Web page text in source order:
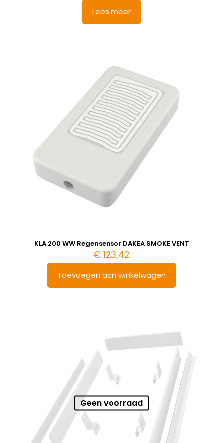
Lees meer
KLA 200 WW Regensensor DAKEA SMOKE VENT
€ 123,42
Toevoegen aan winkelwagen
Geen voorraad